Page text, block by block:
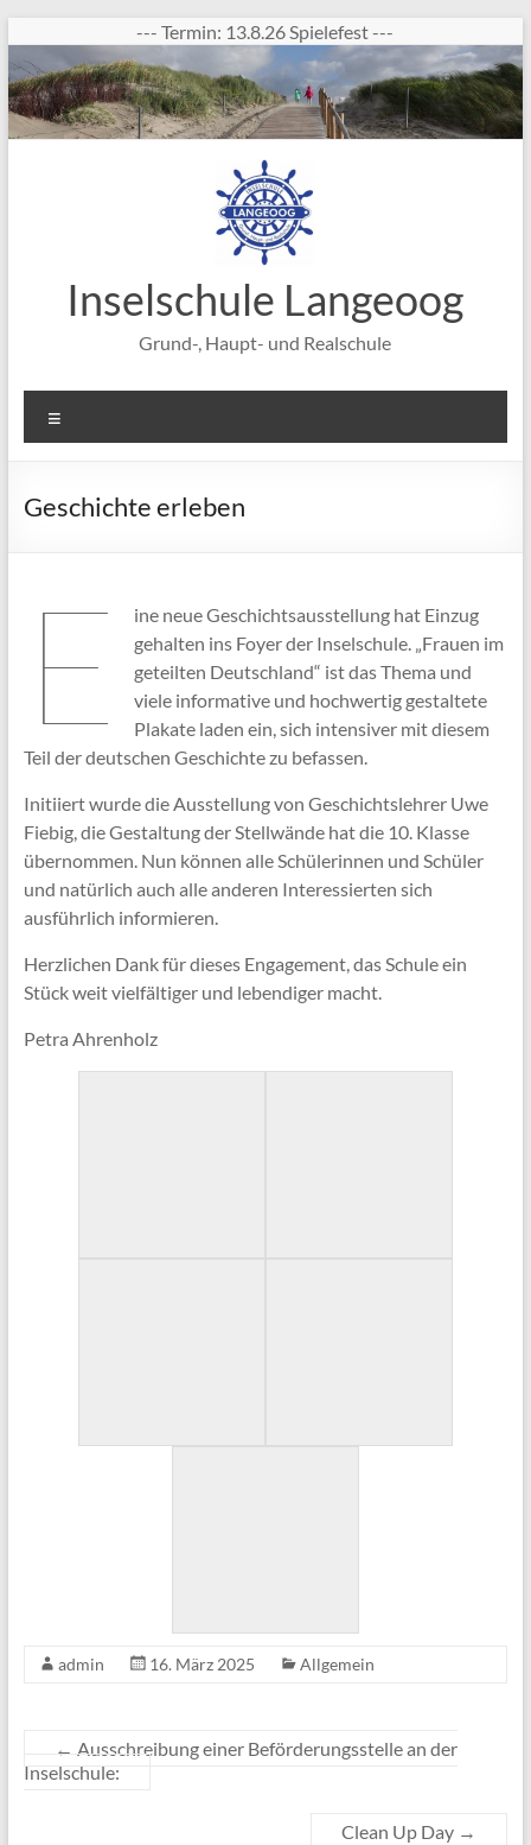
Inhalt
springen
--- Termin: 13.8.26 Spielefest ---
Inselschule Langeoog
Grund-, Haupt- und Realschule
Geschichte erleben
E
ine neue Geschichtsausstellung hat Einzug
gehalten ins Foyer der Inselschule. „Frauen im
geteilten Deutschland“ ist das Thema und
viele informative und hochwertig gestaltete
Plakate laden ein, sich intensiver mit diesem
Teil der deutschen Geschichte zu befassen.
Initiiert wurde die Ausstellung von Geschichtslehrer Uwe
Fiebig, die Gestaltung der Stellwände hat die 10. Klasse
übernommen. Nun können alle Schülerinnen und Schüler
und natürlich auch alle anderen Interessierten sich
ausführlich informieren.
Herzlichen Dank für dieses Engagement, das Schule ein
Stück weit vielfältiger und lebendiger macht.
Petra Ahrenholz
admin 16. März 2025 Allgemein
← Ausschreibung einer Beförderungsstelle an der
Inselschule:
Clean Up Day →